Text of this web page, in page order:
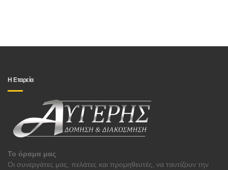
Η Εταρεία
Το όραμα μας
Οι συνεργάτες μας, πελάτες και προμηθευτές, να ταυτίζουν την